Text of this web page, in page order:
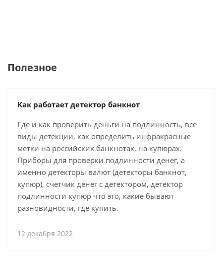
Полезное
Как работает детектор банкнот
Где и как проверить деньги на подлинность, все
виды детекции, как определить инфракрасные
метки на российских банкнотах, на купюрах.
Приборы для проверки подлинности денег, а
именно детекторы валют (детекторы банкнот,
купюр), счетчик денег с детектором, детектор
подлинности купюр что это, какие бывают
разновидности, где купить.
12 декабря 2022